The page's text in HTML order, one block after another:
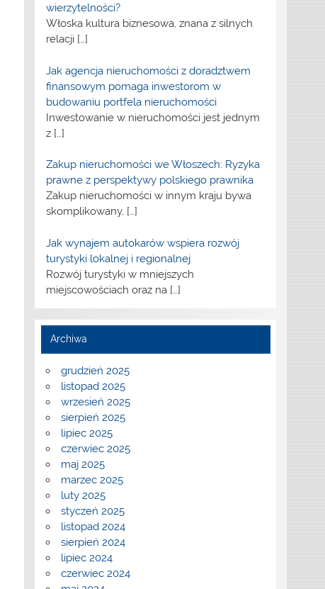
wierzytelności?
Włoska kultura biznesowa, znana z silnych
relacji […]
Jak agencja nieruchomości z doradztwem
finansowym pomaga inwestorom w
budowaniu portfela nieruchomości
Inwestowanie w nieruchomości jest jednym
z […]
Zakup nieruchomości we Włoszech: Ryzyka
prawne z perspektywy polskiego prawnika
Zakup nieruchomości w innym kraju bywa
skomplikowany, […]
Jak wynajem autokarów wspiera rozwój
turystyki lokalnej i regionalnej
Rozwój turystyki w mniejszych
miejscowościach oraz na […]
Archiwa
grudzień 2025
listopad 2025
wrzesień 2025
sierpień 2025
lipiec 2025
czerwiec 2025
maj 2025
marzec 2025
luty 2025
styczeń 2025
listopad 2024
sierpień 2024
lipiec 2024
czerwiec 2024